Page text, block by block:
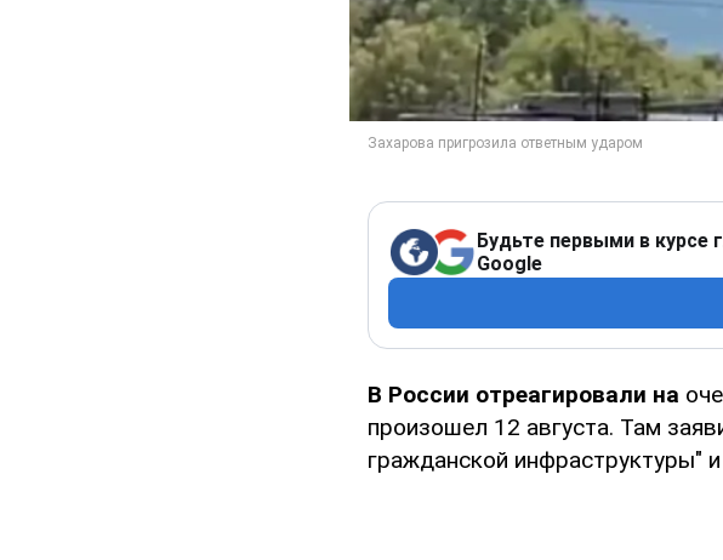
Будьте первыми в курсе
Google
В России отреагировали на
произошел 12 августа. Там
гражданской инфраструктуры" и